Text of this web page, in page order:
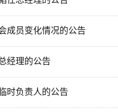
成员变化情况的公告
经理的公告
时负责人的公告